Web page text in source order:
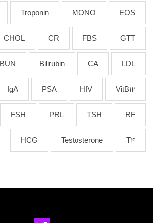
EOS
MONO
Troponin
GTT
FBS
CR
CHOL
LDL
CA
Bilirubin
BUN
VitB12
HIV
PSA
IgA
RF
TSH
PRL
FSH
T4
Testosterone
HCG